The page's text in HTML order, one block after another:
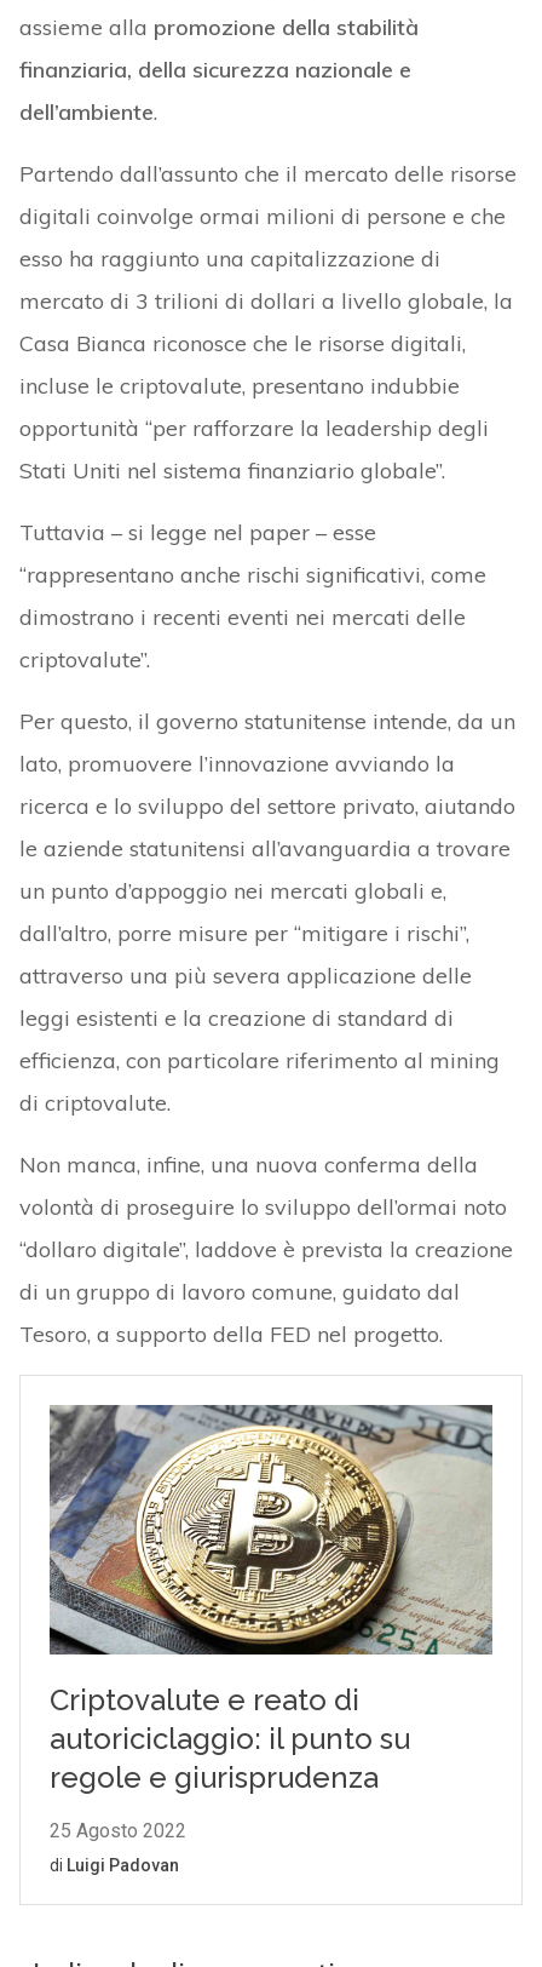
assieme alla promozione della stabilità
finanziaria, della sicurezza nazionale e
dell’ambiente.
Partendo dall’assunto che il mercato delle risorse
digitali coinvolge ormai milioni di persone e che
esso ha raggiunto una capitalizzazione di
mercato di 3 trilioni di dollari a livello globale, la
Casa Bianca riconosce che le risorse digitali,
incluse le criptovalute, presentano indubbie
opportunità “per rafforzare la leadership degli
Stati Uniti nel sistema finanziario globale”.
Tuttavia – si legge nel paper – esse
“rappresentano anche rischi significativi, come
dimostrano i recenti eventi nei mercati delle
criptovalute”.
Per questo, il governo statunitense intende, da un
lato, promuovere l’innovazione avviando la
ricerca e lo sviluppo del settore privato, aiutando
le aziende statunitensi all’avanguardia a trovare
un punto d’appoggio nei mercati globali e,
dall’altro, porre misure per “mitigare i rischi”,
attraverso una più severa applicazione delle
leggi esistenti e la creazione di standard di
efficienza, con particolare riferimento al mining
di criptovalute.
Non manca, infine, una nuova conferma della
volontà di proseguire lo sviluppo dell’ormai noto
“dollaro digitale”, laddove è prevista la creazione
di un gruppo di lavoro comune, guidato dal
Tesoro, a supporto della FED nel progetto.